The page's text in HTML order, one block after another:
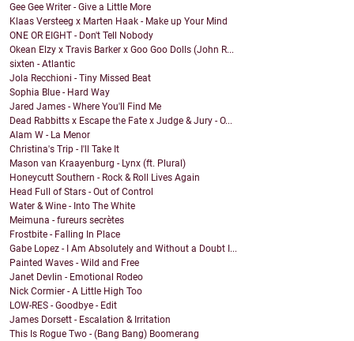
Gee Gee Writer - Give a Little More
Klaas Versteeg x Marten Haak - Make up Your Mind
ONE OR EIGHT - Don't Tell Nobody
Okean Elzy x Travis Barker x Goo Goo Dolls (John R...
sixten - Atlantic
Jola Recchioni - Tiny Missed Beat
Sophia Blue - Hard Way
Jared James - Where You'll Find Me
Dead Rabbitts x Escape the Fate x Judge & Jury - O...
Alam W - La Menor
Christina's Trip - I'll Take It
Mason van Kraayenburg - Lynx (ft. Plural)
Honeycutt Southern - Rock & Roll Lives Again
Head Full of Stars - Out of Control
Water & Wine - Into The White
Meimuna - fureurs secrètes
Frostbite - Falling In Place
Gabe Lopez - I Am Absolutely and Without a Doubt I...
Painted Waves - Wild and Free
Janet Devlin - Emotional Rodeo
Nick Cormier - A Little High Too
LOW-RES - Goodbye - Edit
James Dorsett - Escalation & Irritation
This Is Rogue Two - (Bang Bang) Boomerang